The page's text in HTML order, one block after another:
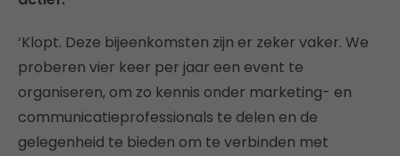
‘Klopt. Deze bijeenkomsten zijn er zeker vaker. We
proberen vier keer per jaar een event te
organiseren, om zo kennis onder marketing- en
communicatieprofessionals te delen en de
gelegenheid te bieden om te verbinden met